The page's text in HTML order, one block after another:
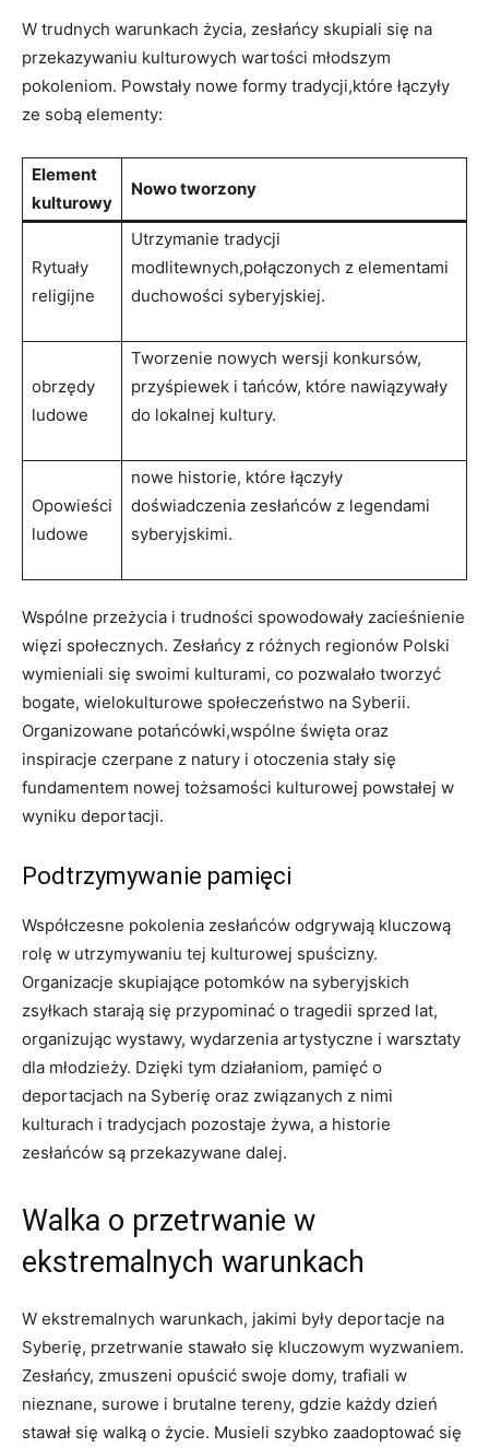
W trudnych warunkach życia, zesłańcy skupiali się na
przekazywaniu kulturowych wartości młodszym
pokoleniom. Powstały nowe formy tradycji,które łączyły
ze sobą elementy:
Element
kulturowy
Nowo tworzony
Rytuały
religijne
Utrzymanie tradycji
modlitewnych,połączonych z elementami
duchowości syberyjskiej.
obrzędy
ludowe
Tworzenie nowych wersji konkursów,
przyśpiewek i tańców, które nawiązywały
do lokalnej kultury.
Opowieści
ludowe
nowe historie, które łączyły
doświadczenia zesłańców z legendami
syberyjskimi.
Wspólne przeżycia i trudności spowodowały zacieśnienie
więzi społecznych. Zesłańcy z różnych regionów Polski
wymieniali się swoimi kulturami, co pozwalało tworzyć
bogate, wielokulturowe społeczeństwo na Syberii.
Organizowane potańcówki,wspólne święta oraz
inspiracje czerpane z natury i otoczenia stały się
fundamentem nowej tożsamości kulturowej powstałej w
wyniku deportacji.
Podtrzymywanie pamięci
Współczesne pokolenia zesłańców odgrywają kluczową
rolę w utrzymywaniu tej kulturowej spuścizny.
Organizacje skupiające potomków na syberyjskich
zsyłkach starają się przypominać o tragedii sprzed lat,
organizując wystawy, wydarzenia artystyczne i warsztaty
dla młodzieży. Dzięki tym działaniom, pamięć o
deportacjach na Syberię oraz związanych z nimi
kulturach i tradycjach pozostaje żywa, a historie
zesłańców są przekazywane dalej.
Walka o przetrwanie w
ekstremalnych warunkach
W ekstremalnych warunkach, jakimi były deportacje na
Syberię, przetrwanie stawało się kluczowym wyzwaniem.
Zesłańcy, zmuszeni opuścić swoje domy, trafiali w
nieznane, surowe i brutalne tereny, gdzie każdy dzień
stawał się walką o życie. Musieli szybko zaadoptować się